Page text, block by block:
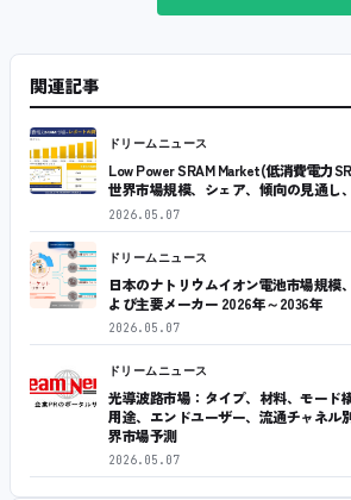
関連記事
ドリームニュース
Low Power SRAM Market(低消費電力
世界市場規模、シェア、傾向の見通し
2026.05.07
ドリームニュース
日本のナトリウムイオン電池市場規模
よび主要メーカー 2026年～2036年
2026.05.07
ドリームニュース
光導波路市場：タイプ、材料、モード
用途、エンドユーザー、流通チャネ
界市場予測
2026.05.07